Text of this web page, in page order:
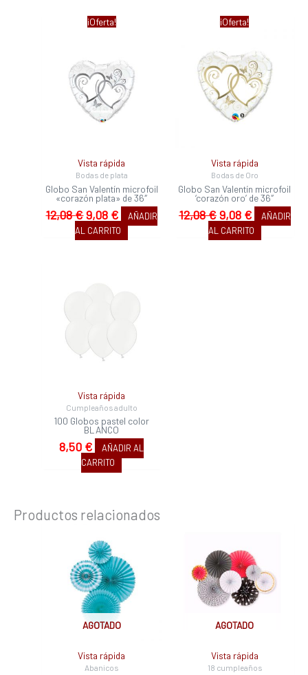
¡Oferta!
Vista rápida
Bodas de plata
Globo San Valentín microfoil
«corazón plata» de 36″
12,08€
El
era:
12,08 €.
9,08 €
es:
9,08 €.
AÑADIR
AL CARRITO
¡Oferta!
Vista rápida
Bodas de Oro
Globo San Valentín microfoil
‘corazón oro’ de 36″
12,08€
El
original
era:
12,08 €.
9,08 €
actual
es:
9,08 €.
AÑADIR
AL CARRITO
Vista rápida
Cumpleaños adulto
100 Globos pastel color
BLANCO
8,50 €
AÑADIR AL
CARRITO
Productos relacionados
AGOTADO
Vista rápida
Abanicos
AGOTADO
Vista rápida
18 cumpleaños